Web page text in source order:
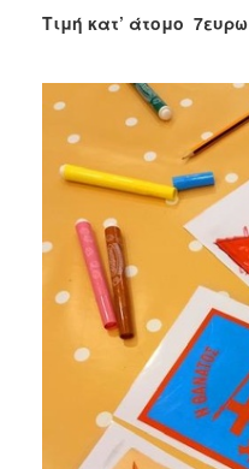
Τιμή κατ’ άτομο 7ευρω